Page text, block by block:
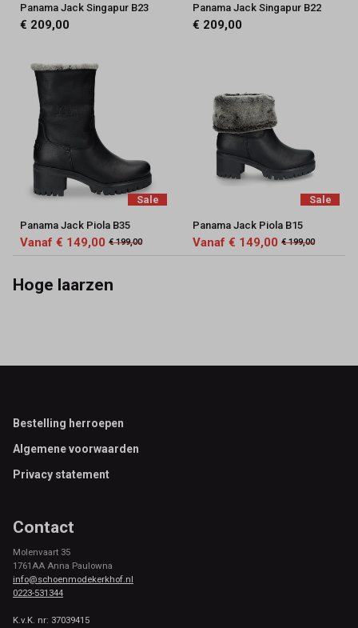
Panama Jack Singapur B23
€ 209,00
Panama Jack Singapur B22
€ 209,00
Sale
Panama Jack Piola B35
Vanaf € 149,00 € 199,00
Sale
Panama Jack Piola B15
Vanaf € 149,00 € 199,00
Hoge laarzen
Footer
Bestelling herroepen
Algemene voorwaarden
Privacy statement
Contact
Molenvaart 35
1761AA Anna Paulowna
info@schoenmodekerkhof.nl
0223-531344
K.v.K. nr: 37039415